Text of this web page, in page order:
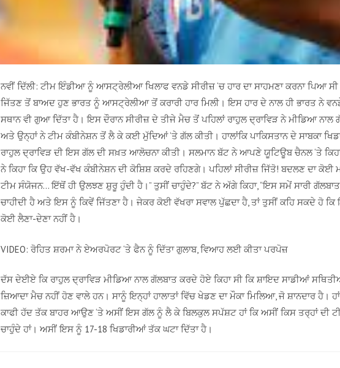
ਨਵੀਂ ਦਿੱਲੀ: ਟੀਮ ਇੰਡੀਆ ਨੂੰ ਆਸਟ੍ਰੇਲੀਆ ਖਿਲਾਫ ਵਨਡੇ ਸੀਰੀਜ਼ ‘ਚ ਹਾਰ ਦਾ ਸਾਹਮਣਾ ਕਰਨਾ ਪਿਆ
ਜਿੱਤਣ ਤੋਂ ਬਾਅਦ ਹੁਣ ਭਾਰਤ ਨੂੰ ਆਸਟ੍ਰੇਲੀਆ ਤੋਂ ਕਰਾਰੀ ਹਾਰ ਮਿਲੀ। ਇਸ ਹਾਰ ਦੇ ਨਾਲ ਹੀ ਭਾਰਤ ਨੇ
ਸਥਾਨ ਵੀ ਗੁਆ ਦਿੱਤਾ ਹੈ। ਇਸ ਦੌਰਾਨ ਸੀਰੀਜ਼ ਦੇ ਤੀਜੇ ਮੈਚ ਤੋਂ ਪਹਿਲਾਂ ਰਾਹੁਲ ਦ੍ਰਾਵਿੜ ਨੇ ਮੀਡਿਆ ਨਾਲ
ਅਤੇ ਉਨ੍ਹਾਂ ਨੇ ਟੀਮ ਕੰਬੀਨੇਸ਼ਨ ਤੋਂ ਲੈ ਕੇ ਕਈ ਮੁੱਦਿਆਂ ‘ਤੇ ਗੱਲ ਕੀਤੀ। ਹਾਲਾਂਕਿ ਪਾਕਿਸਤਾਨ ਦੇ ਸਾਬਕਾ
ਰਾਹੁਲ ਦ੍ਰਾਵਿੜ ਦੀ ਇਸ ਗੱਲ ਦੀ ਸਖ਼ਤ ਆਲੋਚਨਾ ਕੀਤੀ। ਸਲਮਾਨ ਬੱਟ ਨੇ ਆਪਣੇ ਯੂਟਿਊਬ ਚੈਨਲ ‘ਤੇ ਕਿਹਾ,
ਨੇ ਕਿਹਾ ਕਿ ਉਹ ਵੱਖ-ਵੱਖ ਕੰਬੀਨੇਸ਼ਨ ਦੀ ਕੋਸ਼ਿਸ਼ ਕਰਦੇ ਰਹਿਣਗੇ। ਪਹਿਲਾਂ ਸੀਰੀਜ਼ ਜਿੱਤੋ! ਬਦਲਣ ਦਾ ਕੋਈ
ਟੀਮ ਸੰਯੋਜਨ… ਇੱਥੋਂ ਹੀ ਉਲਝਣ ਸ਼ੁਰੂ ਹੁੰਦੀ ਹੈ।” ਤੁਸੀਂ ਚਾਹੁੰਦੇ?” ਬੱਟ ਨੇ ਅੱਗੇ ਕਿਹਾ, “ਇਸ ਸਮੇਂ ਸਾਰੀ
ਚਾਹੀਦੀ ਹੈ ਅਤੇ ਇਸ ਨੂੰ ਕਿਵੇਂ ਜਿੱਤਣਾ ਹੈ। ਜੇਕਰ ਕੋਈ ਵੱਖਰਾ ਸਵਾਲ ਪੁੱਛਦਾ ਹੈ, ਤਾਂ ਤੁਸੀਂ ਕਹਿ ਸਕਦੇ ਹੋ ਕਿ
ਕੋਈ ਲੈਣਾ-ਦੇਣਾ ਨਹੀਂ ਹੈ।
VIDEO: ਰੋਹਿਤ ਸ਼ਰਮਾ ਨੇ ਏਅਰਪੋਰਟ ‘ਤੇ ਫੈਨ ਨੂੰ ਦਿੱਤਾ ਗੁਲਾਬ, ਵਿਆਹ ਲਈ ਕੀਤਾ ਪਰਪੋਜ਼
ਦੱਸ ਦੇਈਏ ਕਿ ਰਾਹੁਲ ਦ੍ਰਾਵਿੜ ਮੀਡਿਆ ਨਾਲ ਗੱਲਬਾਤ ਕਰਦੇ ਹੋਏ ਕਿਹਾ ਸੀ ਕਿ ਸ਼ਾਇਦ ਸਾਡੀਆਂ
ਜ਼ਿਆਦਾ ਮੈਚ ਨਹੀਂ ਹੋਣ ਵਾਲੇ ਹਨ। ਸਾਨੂੰ ਇਨ੍ਹਾਂ ਹਾਲਾਤਾਂ ਵਿੱਚ ਖੇਡਣ ਦਾ ਮੌਕਾ ਮਿਲਿਆ, ਜੋ ਸ਼ਾਨਦਾਰ ਹੈ।
ਕਾਫੀ ਹੱਦ ਤੱਕ ਬਾਹਰ ਆਉਣ ‘ਤੇ ਅਸੀਂ ਇਸ ਗੱਲ ਨੂੰ ਲੈ ਕੇ ਬਿਲਕੁਲ ਸਪੱਸ਼ਟ ਹਾਂ ਕਿ ਅਸੀਂ ਕਿਸ ਤਰ੍ਹਾਂ ਦੀ
ਚਾਹੁੰਦੇ ਹਾਂ। ਅਸੀਂ ਇਸ ਨੂੰ 17-18 ਖਿਡਾਰੀਆਂ ਤੱਕ ਘਟਾ ਦਿੱਤਾ ਹੈ।